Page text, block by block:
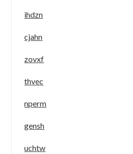
ihdzn
cjahn
zovxf
thvec
nperm
gensh
uchtw